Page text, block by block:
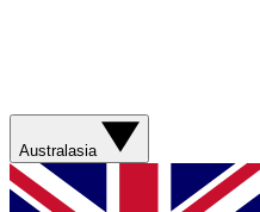
Australasia